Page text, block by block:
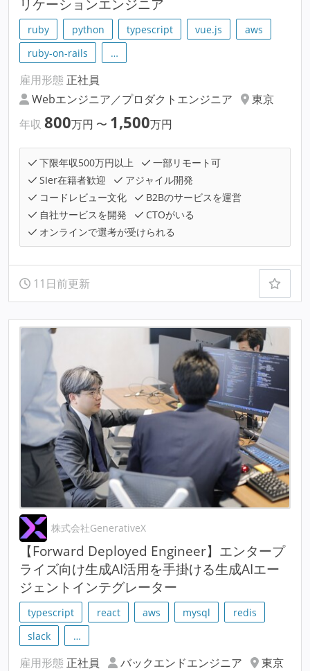
リケーションエンジニア
ruby python typescript vue.js
aws
ruby-on-rails
…
雇用形態 正社員
Webエンジニア／プロダクトエンジニア
東京
年収 800万円 〜 1,500万円
下限年収500万円以上
一部リモート可
SIer在籍者歓迎
アジャイル開発
コードレビュー文化
B2Bのサービスを運営
自社サービスを開発
CTOがいる
オンラインで選考が受けられる
11日前更新
株式会社GenerativeX
【Forward Deployed Engineer】エンタープ
ライズ向け生成AI活用を手掛ける生成AIエー
ジェントインテグレーター
typescript react aws mysql
redis
slack
…
雇用形態 正社員 バックエンドエンジニア
東京